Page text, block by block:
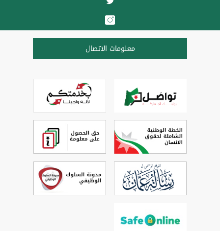
معلومات الاتصال